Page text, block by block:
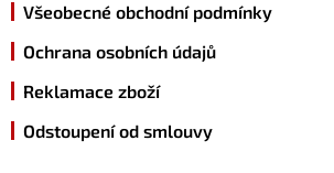
v
Všeobecné obchodní podmínky
Ochrana osobních údajů
Reklamace zboží
Odstoupení od smlouvy